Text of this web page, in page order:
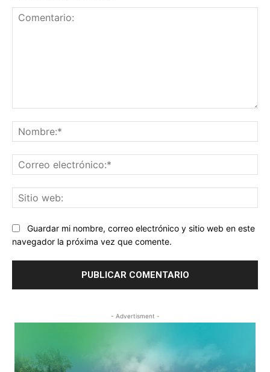
Guardar mi nombre, correo electrónico y sitio web en este
navegador la próxima vez que comente.
- Advertisment -